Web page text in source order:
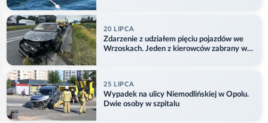
20 LIPCA
Zdarzenie z udziałem pięciu pojazdów we
Wrzoskach. Jeden z kierowców zabrany w
25 LIPCA
Wypadek na ulicy Niemodlińskiej w Opolu.
Dwie osoby w szpitalu